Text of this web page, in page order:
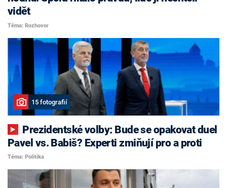
vidět
Téma: Rozhovor
15 fotografií
Pavel vs. Babiš? Experti zmiňují pro a proti
Téma: Politika